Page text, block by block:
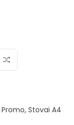
Promo, Stovai A4